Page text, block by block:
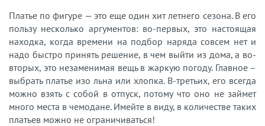
Платье по фигуре — это еще один хит летнего сезона. В его
пользу несколько аргументов: во-первых, это настоящая
находка, когда времени на подбор наряда совсем нет и
надо быстро принять решение, в чем выйти из дома, а во-
вторых, это незаменимая вещь в жаркую погоду. Главное –
выбрать платье изо льна или хлопка. В-третьих, его всегда
можно взять с собой в отпуск, потому что оно не займет
много места в чемодане. Имейте в виду, в количестве таких
платьев можно не ограничиваться!